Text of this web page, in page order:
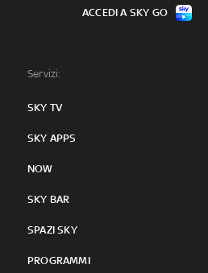
Servizi:
SKY TV
SKY APPS
NOW
SKY BAR
SPAZI SKY
PROGRAMMI
ACCEDI A SKY GO